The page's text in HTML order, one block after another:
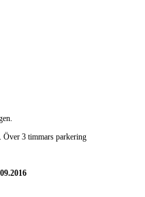
Över 3 timmars parkering